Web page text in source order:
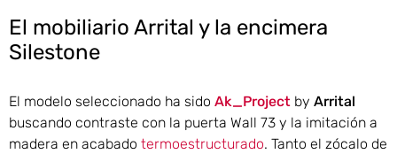
El mobiliario Arrital y la encimera
Silestone
El modelo seleccionado ha sido Ak_Project by Arrital
buscando contraste con la puerta Wall 73 y la imitación a
madera en acabado termoestructurado. Tanto el zócalo de